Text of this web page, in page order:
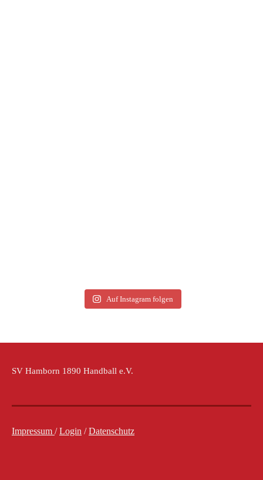
Auf Instagram folgen
SV Hamborn 1890 Handball e.V.
Impressum /Login /Datenschutz